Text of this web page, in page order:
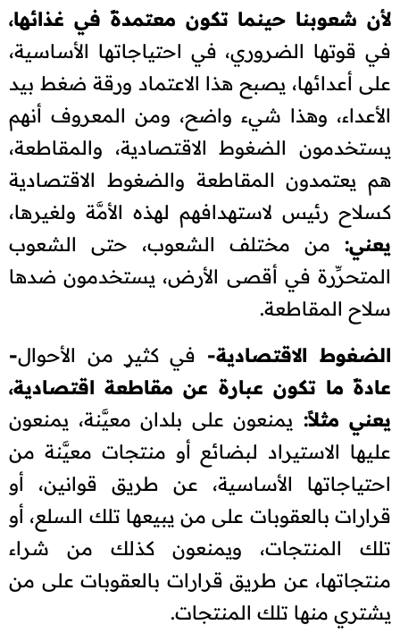
لأن شعوبنا حينما تكون معتمدةً في غذائها،
في قوتها الضروري، في احتياجاتها الأساسية،
على أعدائها، يصبح هذا الاعتماد ورقة ضغط بيد
الأعداء، وهذا شيء واضح، ومن المعروف أنهم
يستخدمون الضغوط الاقتصادية، والمقاطعة،
هم يعتمدون المقاطعة والضغوط الاقتصادية
كسلاح رئيس لاستهدافهم لهذه الأمَّة ولغيرها،
يعني:من مختلف الشعوب، حتى الشعوب
المتحرِّرة في أقصى الأرض، يستخدمون ضدها
سلاح المقاطعة.
الضغوط الاقتصادية-في كثيرٍ من الأحوال-
عادةً ما تكون عبارة عن مقاطعة اقتصادية،
يعني مثلاً: يمنعون على بلدان معيَّنة، يمنعون
عليها الاستيراد لبضائع أو منتجات معيَّنة من
احتياجاتها الأساسية، عن طريق قوانين، أو
قرارات بالعقوبات على من يبيعها تلك السلع، أو
تلك المنتجات، ويمنعون كذلك من شراء
منتجاتها، عن طريق قرارات بالعقوبات على من
يشتري منها تلك المنتجات.